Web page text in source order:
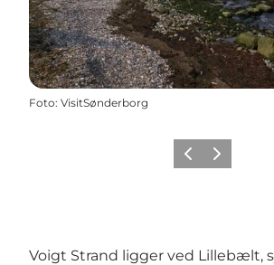
Foto: VisitSønderborg
ForrigeNæste
Voigt Strand ligger ved Lillebælt,